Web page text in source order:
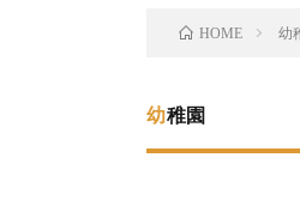
HOME 幼
幼稚園